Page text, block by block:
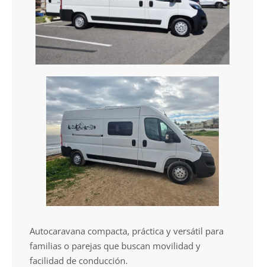
Autocaravana compacta, práctica y versátil para
familias o parejas que buscan movilidad y
facilidad de conducción.